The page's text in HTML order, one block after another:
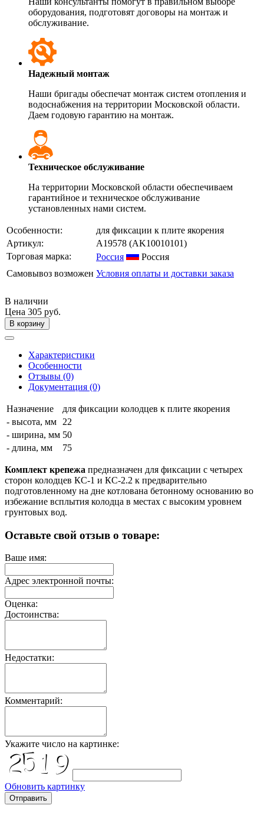
оборудования, подготовят договоры на монтаж и
обслуживание.
Надежный монтаж
Наши бригады обеспечат монтаж систем отопления и
водоснабжения на территории Московской области.
Даем годовую гарантию на монтаж.
Техническое обслуживание
На территории Московской области обеспечиваем
гарантийное и техническое обслуживание
установленных нами систем.
Особенности:
для фиксации к плите якорения
Артикул:
A19578 (AK10010101)
Торговая марка:
Россия
Россия
Самовывоз возможен Условия оплаты и доставки заказа
В наличии
Цена 305 руб.
В корзину
Характеристики
Особенности
Отзывы (0)
Документация (0)
Назначение
для фиксации колодцев к плите якорения
- высота, мм
22
- ширина, мм 50
- длина, мм
75
Комплект крепежа предназначен для фиксации с четырех
сторон колодцев КС-1 и КС-2.2 к предварительно
подготовленному на дне котлована бетонному основанию во
избежание всплытия колодца в местах с высоким уровнем
грунтовых вод.
Оставьте свой отзыв о товаре:
Ваше имя:
Адрес электронной почты:
Оценка:
Достоинства:
Недостатки:
Комментарий:
Укажите число на картинке:
Обновить картинку
Отправить